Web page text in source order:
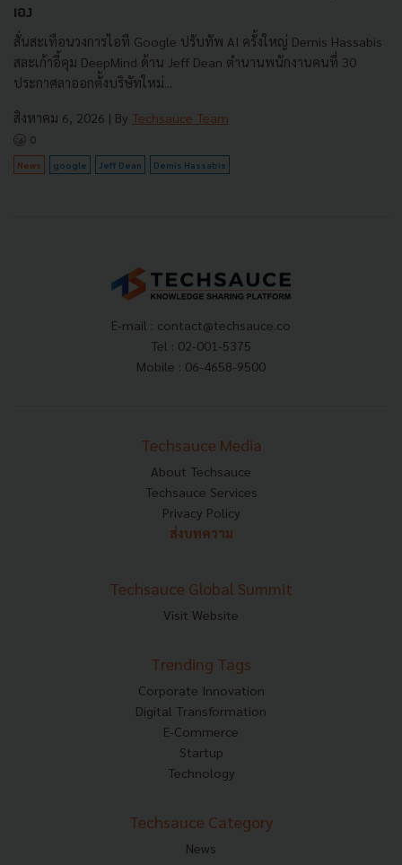
เอง
สั่นสะเทือนวงการไอที Google ปรับทัพ AI ครั้งใหญ่ Demis Hassabis
สละเก้าอี้คุม DeepMind ด้าน Jeff Dean ตำนานพนักงานคนที่ 30
ประกาศลาออกตั้งบริษัทใหม่...
สิงหาคม 6, 2026 | By Techsauce Team
0
News google Jeff Dean Demis Hassabis
E-mail : contact@techsauce.co
Tel : 02-001-5375
Mobile : 06-4658-9500
Techsauce Media
About Techsauce
Techsauce Services
Privacy Policy
ส่งบทความ
Techsauce Global Summit
Visit Website
Trending Tags
Corporate Innovation
Digital Transformation
E-Commerce
Startup
Technology
Techsauce Category
News